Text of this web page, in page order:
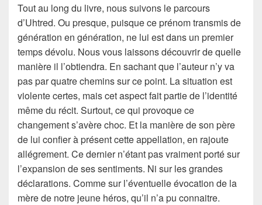
Tout au long du livre, nous suivons le parcours
d’Uhtred. Ou presque, puisque ce prénom transmis de
génération en génération, ne lui est dans un premier
temps dévolu. Nous vous laissons découvrir de quelle
manière il l’obtiendra. En sachant que l’auteur n’y va
pas par quatre chemins sur ce point. La situation est
violente certes, mais cet aspect fait partie de l’identité
même du récit. Surtout, ce qui provoque ce
changement s’avère choc. Et la manière de son père
de lui confier à présent cette appellation, en rajoute
allégrement. Ce dernier n’étant pas vraiment porté sur
l’expansion de ses sentiments. Ni sur les grandes
déclarations. Comme sur l’éventuelle évocation de la
mère de notre jeune héros, qu’il n’a pu connaitre.